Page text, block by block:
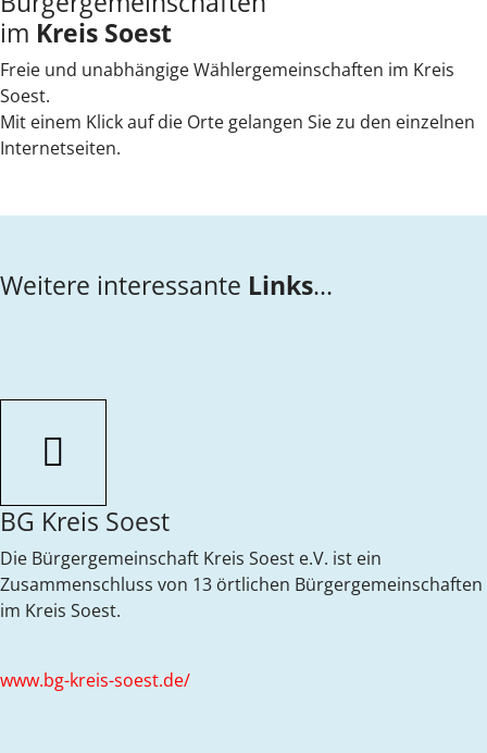
im Kreis Soest
Freie und unabhängige Wählergemeinschaften im Kreis
Soest.
Mit einem Klick auf die Orte gelangen Sie zu den einzelnen
Internetseiten.
Weitere interessante Links...
BG Kreis Soest
Die Bürgergemeinschaft Kreis Soest e.V. ist ein
Zusammenschluss von 13 örtlichen Bürgergemeinschaften
im Kreis Soest.
www.bg-kreis-soest.de/